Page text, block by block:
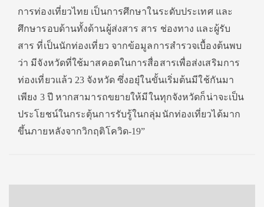
การท่องเที่ยวไทย เป็นการศึกษาในระดับประเทศ และ
ศึกษารอบด้านทั้งด้านผู้ส่งสาร สาร ช่องทาง และผู้รับ
สาร ที่เป็นนักท่องเที่ยว จากข้อมูลการสำรวจเบื้องต้นพบ
ว่า มีจังหวัดที่ใช้มาสคอตในการสื่อสารเพื่อส่งเสริมการ
ท่องเที่ยวแล้ว 23 จังหวัด ซึ่งอยุ๋ในขั้นเริ่มต้นมีใช้กันมา
เพียง 3 ปี หากสามารถขยายให้มีในทุกจังหวัดก็น่าจะเป็น
ประโยชน์ในกระตุ้นการรับรู้ในกลุ่มนักท่องเที่ยวได้มาก
ขึ้นภายหลังจากวิกฤติโควิด-19”